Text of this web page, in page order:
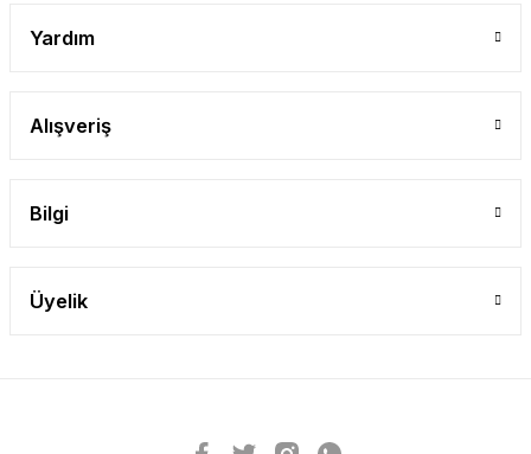
Yardım
Alışveriş
Bilgi
Üyelik